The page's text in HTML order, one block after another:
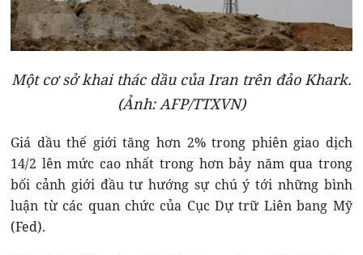
Một cơ sở khai thác dầu của Iran trên đảo Khark.
(Ảnh: AFP/TTXVN)
Giá dầu thế giới tăng hơn 2% trong phiên giao dịch
14/2 lên mức cao nhất trong hơn bảy năm qua trong
bối cảnh giới đầu tư hướng sự chú ý tới những bình
luận từ các quan chức của Cục Dự trữ Liên bang Mỹ
(Fed).